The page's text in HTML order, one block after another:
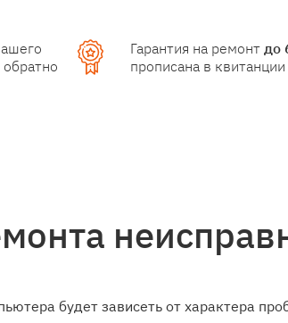
Гарантия на ремонт до
прописана в квитанции
будет зависеть от характера